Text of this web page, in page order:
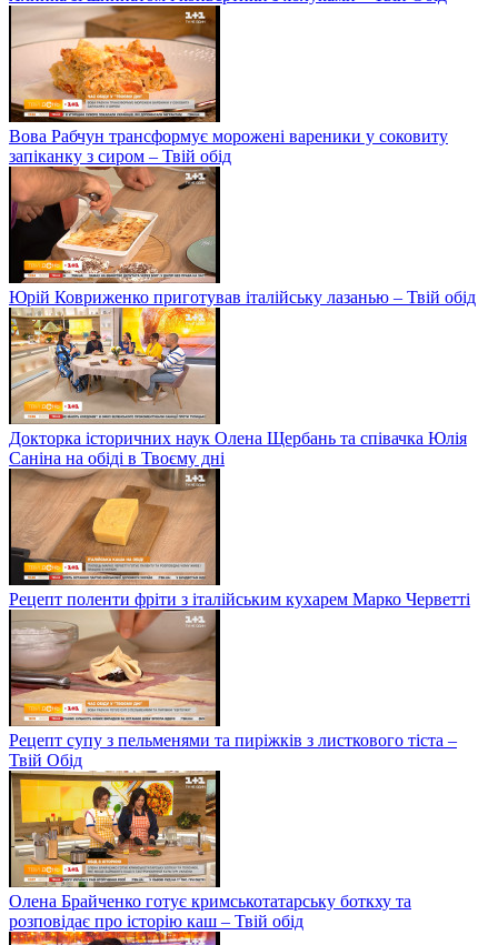
Вова Рабчун трансформує морожені вареники у соковиту
запіканку з сиром – Твій обід
Юрій Ковриженко приготував італійську лазанью – Твій обід
Докторка історичних наук Олена Щербань та співачка Юлія
Саніна на обіді в Твоєму дні
Рецепт поленти фріти з італійським кухарем Марко Черветті
Рецепт супу з пельменями та пиріжків з листкового тіста –
Твій Обід
Олена Брайченко готує кримськотатарську боткху та
розповідає про історію каш – Твій обід